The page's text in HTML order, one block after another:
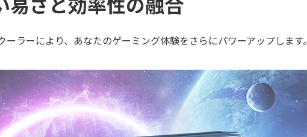
ラーにより、あなたのゲーミング体験をさらにパワーアップします。